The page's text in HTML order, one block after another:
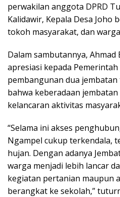
perwakilan anggota DPRD
Kalidawir, Kepala Desa Joho
tokoh masyarakat, dan
Dalam sambutannya,
apresiasi kepada
pembangunan dua
bahwa keberadaan
kelancaran aktivitas
“Selama ini akses
Ngampel cukup terkendala,
hujan. Dengan adanya
warga menjadi lebih lancar
kegiatan pertanian maupun
berangkat ke sekolah,”